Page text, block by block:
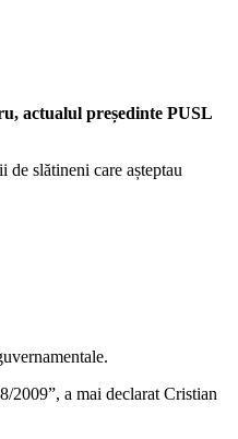
actualul președinte PUSL
slătineni care așteptau
2009”, a mai declarat Cristian